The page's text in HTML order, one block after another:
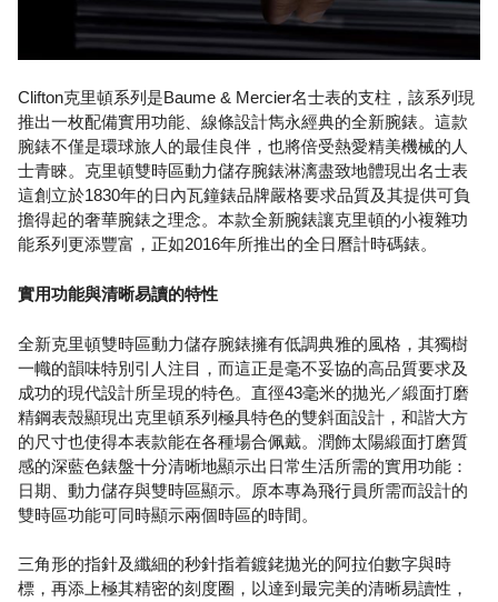
Clifton克里頓系列是Baume & Mercier名士表的支柱，該系列現
推出一枚配備實用功能、線條設計雋永經典的全新腕錶。這款
腕錶不僅是環球旅人的最佳良伴，也將倍受熱愛精美機械的人
士青睞。克里頓雙時區動力儲存腕錶淋漓盡致地體現出名士表
這創立於1830年的日內瓦鐘錶品牌嚴格要求品質及其提供可負
擔得起的奢華腕錶之理念。本款全新腕錶讓克里頓的小複雜功
能系列更添豐富，正如2016年所推出的全日曆計時碼錶。
實用功能與清晰易讀的特性
全新克里頓雙時區動力儲存腕錶擁有低調典雅的風格，其獨樹
一幟的韻味特別引人注目，而這正是毫不妥協的高品質要求及
成功的現代設計所呈現的特色。直徑43毫米的拋光／緞面打磨
精鋼表殼顯現出克里頓系列極具特色的雙斜面設計，和諧大方
的尺寸也使得本表款能在各種場合佩戴。潤飾太陽緞面打磨質
感的深藍色錶盤十分清晰地顯示出日常生活所需的實用功能：
日期、動力儲存與雙時區顯示。原本專為飛行員所需而設計的
雙時區功能可同時顯示兩個時區的時間。
三角形的指針及纖細的秒針指着鍍銠拋光的阿拉伯數字與時
標，再添上極其精密的刻度圈，以達到最完美的清晰易讀性，